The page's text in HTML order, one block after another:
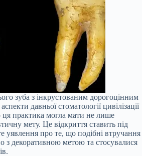
зуба з інкрустованим дорогоцінним
давньої стоматології цивілізації
практика могла мати не лише
мету. Це відкриття ставить під
уявлення про те, що подібні втручання
з декоративною метою та стосувалися